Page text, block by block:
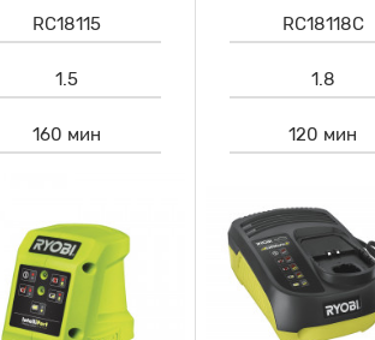
RC18115 RC18118C
1.5 1.8
160 мин 120 мин